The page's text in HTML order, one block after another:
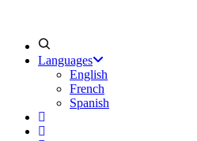
Languages
English
French
Spanish